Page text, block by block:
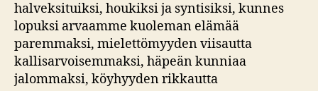
halveksituiksi, houkiksi ja syntisiksi, kunnes
lopuksi arvaamme kuoleman elämää
paremmaksi, mielettömyyden viisautta
kallisarvoisemmaksi, häpeän kunniaa
jalommaksi, köyhyyden rikkautta